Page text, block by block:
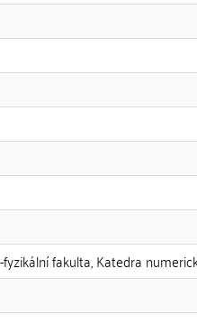
fakulta, Katedra